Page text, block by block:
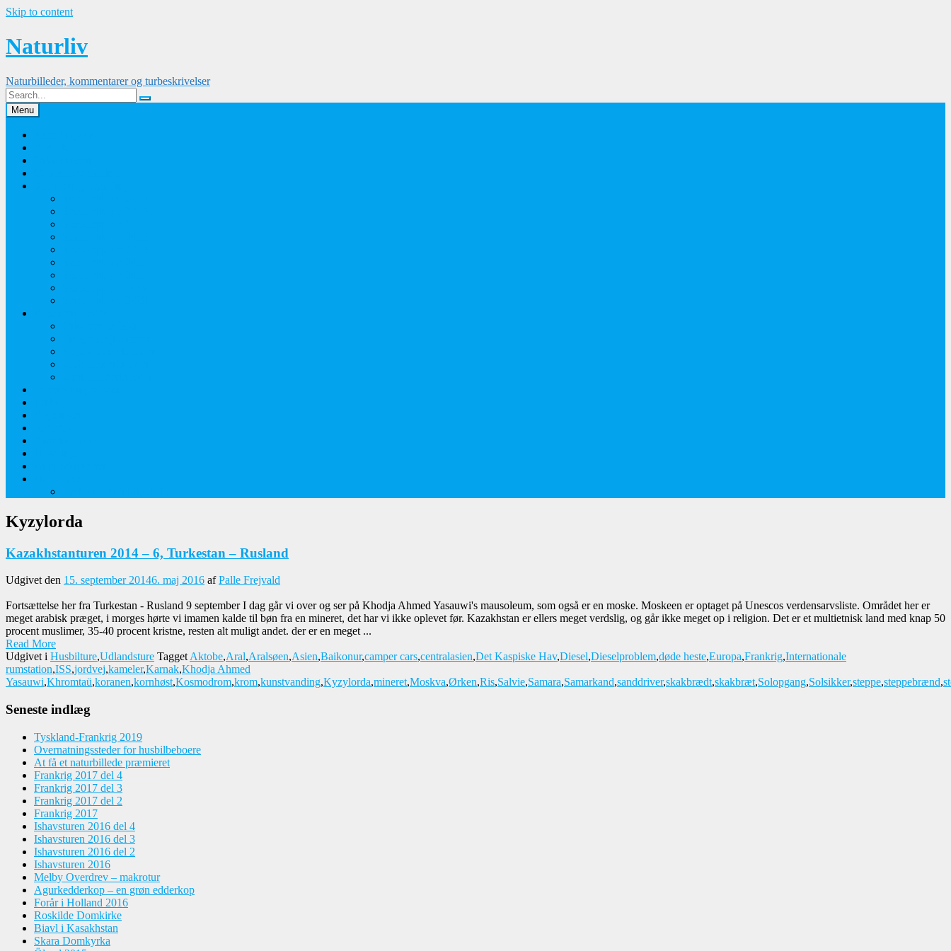
Skip to content
Naturliv
Naturbilleder, kommentarer og turbeskrivelser
Menu
Kyzylorda
Kazakhstanturen 2014 – 6, Turkestan – Rusland
Udgivet den 15. september 20146. maj 2016 afPalle Frejvald
Fortsættelse her fra Turkestan - Rusland 9 september I dag går vi over og ser på Khodja Ahmed Yasauwi's mausoleum, som også er en moske. Moskeen er optaget på Unescos verdensarvsliste. Området her er
meget arabisk præget, i morges hørte vi imamen kalde til bøn fra en mineret, det har vi ikke oplevet før. Kazakhstan er ellers meget verdslig, og går ikke meget op i religion. Det er et multietnisk land med knap 50
procent muslimer, 35-40 procent kristne, resten alt muligt andet. der er en meget ...
Read More
Udgivet i Husbilture,Udlandsture TaggetAktobe,Aral,Aralsøen,Asien,Baikonur,camper cars,centralasien,Det Kaspiske Hav,Diesel,Dieselproblem,døde heste,Europa,Frankrig,Internationale
rumstation,ISS,jordvej,kameler,Karnak,Khodja Ahmed
Yasauwi,Khromtaü,koranen,kornhøst,Kosmodrom,krom,kunstvanding,Kyzylorda,mineret,Moskva,Ørken,Ris,Salvie,Samara,Samarkand,sanddriver,skakbrædt,skakbræt,Solopgang,Solsikker,steppe,steppebrænd,
Seneste indlæg
Tyskland-Frankrig 2019
Overnatningssteder for husbilbeboere
At få et naturbillede præmieret
Frankrig 2017 del 4
Frankrig 2017 del 3
Frankrig 2017 del 2
Frankrig 2017
Ishavsturen 2016 del 4
Ishavsturen 2016 del 3
Ishavsturen 2016 del 2
Ishavsturen 2016
Melby Overdrev – makrotur
Agurkedderkop – en grøn edderkop
Forår i Holland 2016
Roskilde Domkirke
Biavl i Kasakhstan
Skara Domkyrka